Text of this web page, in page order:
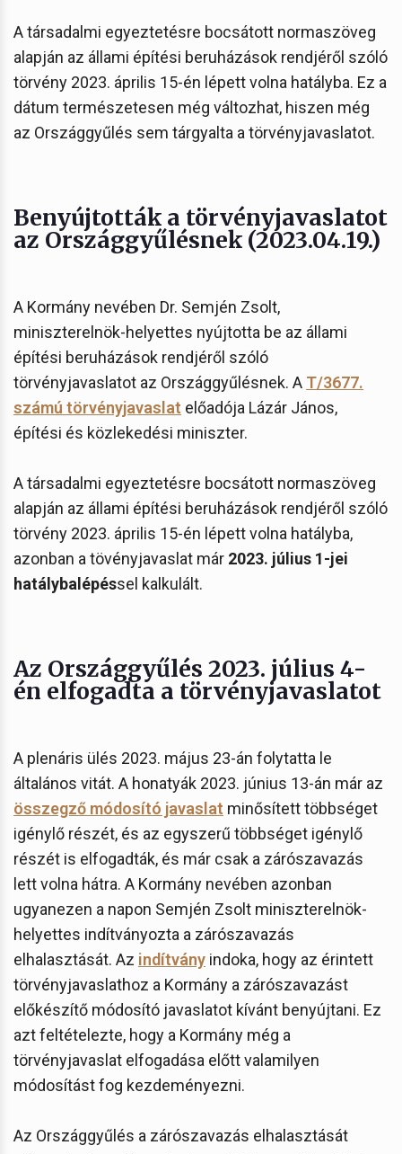
A társadalmi egyeztetésre bocsátott normaszöveg
alapján az állami építési beruházások rendjéről szóló
törvény 2023. április 15-én lépett volna hatályba. Ez a
dátum természetesen még változhat, hiszen még
az Országgyűlés sem tárgyalta a törvényjavaslatot.
Benyújtották a törvényjavaslatot
az Országgyűlésnek (2023.04.19.)
A Kormány nevében Dr. Semjén Zsolt,
miniszterelnök-helyettes nyújtotta be az állami
építési beruházások rendjéről szóló
törvényjavaslatot az Országgyűlésnek. A T/3677.
számú törvényjavaslat előadója Lázár János,
építési és közlekedési miniszter.
A társadalmi egyeztetésre bocsátott normaszöveg
alapján az állami építési beruházások rendjéről szóló
törvény 2023. április 15-én lépett volna hatályba,
azonban a tövényjavaslat már 2023. július 1-jei
hatálybalépéssel kalkulált.
Az Országgyűlés 2023. július 4-
én elfogadta a törvényjavaslatot
A plenáris ülés 2023. május 23-án folytatta le
általános vitát. A honatyák 2023. június 13-án már az
összegző módosító javaslat minősített többséget
igénylő részét, és az egyszerű többséget igénylő
részét is elfogadták, és már csak a zárószavazás
lett volna hátra. A Kormány nevében azonban
ugyanezen a napon Semjén Zsolt miniszterelnök-
helyettes indítványozta a zárószavazás
elhalasztását. Az indítvány indoka, hogy az érintett
törvényjavaslathoz a Kormány a zárószavazást
előkészítő módosító javaslatot kívánt benyújtani. Ez
azt feltételezte, hogy a Kormány még a
törvényjavaslat elfogadása előtt valamilyen
módosítást fog kezdeményezni.
Az Országgyűlés a zárószavazás elhalasztását